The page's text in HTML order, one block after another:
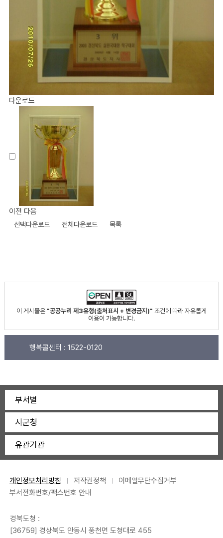
다운로드
이전 다음
선택다운로드 전체다운로드 목록
이 게시물은 "공공누리 제3유형(출처표시 + 변경금지)" 조건에 따라 자유롭게
이용이 가능합니다.
행복콜센터 : 1522-0120
부서별
시군청
유관기관
개인정보처리방침 저작권정책
이메일무단수집거부
부서전화번호/팩스번호 안내
경북도청 :
[36759] 경상북도 안동시 풍천면 도청대로 455